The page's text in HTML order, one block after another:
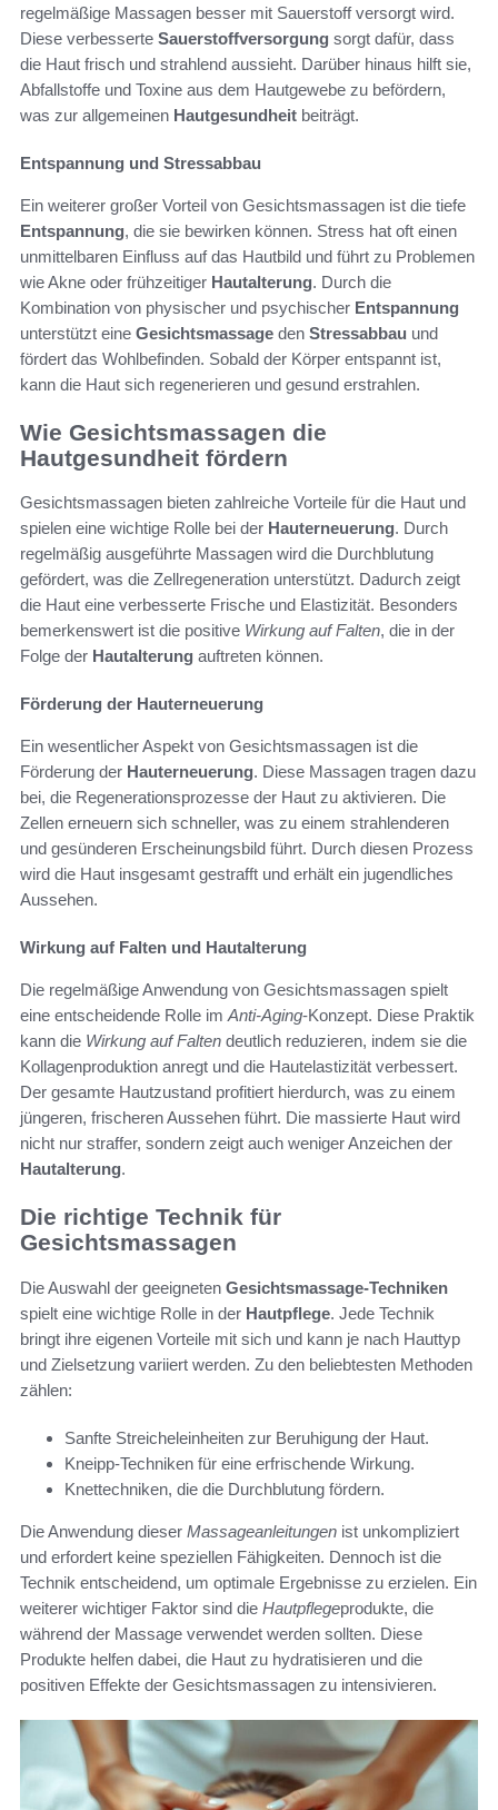
regelmäßige Massagen besser mit Sauerstoff versorgt wird.
Diese verbesserte Sauerstoffversorgung sorgt dafür, dass
die Haut frisch und strahlend aussieht. Darüber hinaus hilft sie,
Abfallstoffe und Toxine aus dem Hautgewebe zu befördern,
was zur allgemeinen Hautgesundheit beiträgt.
Entspannung und Stressabbau
Ein weiterer großer Vorteil von Gesichtsmassagen ist die tiefe
Entspannung, die sie bewirken können. Stress hat oft einen
unmittelbaren Einfluss auf das Hautbild und führt zu Problemen
wie Akne oder frühzeitiger Hautalterung. Durch die
Kombination von physischer und psychischer Entspannung
unterstützt eine Gesichtsmassage den Stressabbau und
fördert das Wohlbefinden. Sobald der Körper entspannt ist,
kann die Haut sich regenerieren und gesund erstrahlen.
Wie Gesichtsmassagen die
Hautgesundheit fördern
Gesichtsmassagen bieten zahlreiche Vorteile für die Haut und
spielen eine wichtige Rolle bei der Hauterneuerung. Durch
regelmäßig ausgeführte Massagen wird die Durchblutung
gefördert, was die Zellregeneration unterstützt. Dadurch zeigt
die Haut eine verbesserte Frische und Elastizität. Besonders
bemerkenswert ist die positive Wirkung auf Falten, die in der
Folge der Hautalterung auftreten können.
Förderung der Hauterneuerung
Ein wesentlicher Aspekt von Gesichtsmassagen ist die
Förderung der Hauterneuerung. Diese Massagen tragen dazu
bei, die Regenerationsprozesse der Haut zu aktivieren. Die
Zellen erneuern sich schneller, was zu einem strahlenderen
und gesünderen Erscheinungsbild führt. Durch diesen Prozess
wird die Haut insgesamt gestrafft und erhält ein jugendliches
Aussehen.
Wirkung auf Falten und Hautalterung
Die regelmäßige Anwendung von Gesichtsmassagen spielt
eine entscheidende Rolle im Anti-Aging-Konzept. Diese Praktik
kann die Wirkung auf Falten deutlich reduzieren, indem sie die
Kollagenproduktion anregt und die Hautelastizität verbessert.
Der gesamte Hautzustand profitiert hierdurch, was zu einem
jüngeren, frischeren Aussehen führt. Die massierte Haut wird
nicht nur straffer, sondern zeigt auch weniger Anzeichen der
Hautalterung.
Die richtige Technik für
Gesichtsmassagen
Die Auswahl der geeigneten Gesichtsmassage-Techniken
spielt eine wichtige Rolle in der Hautpflege. Jede Technik
bringt ihre eigenen Vorteile mit sich und kann je nach Hauttyp
und Zielsetzung variiert werden. Zu den beliebtesten Methoden
zählen:
Sanfte Streicheleinheiten zur Beruhigung der Haut.
Kneipp-Techniken für eine erfrischende Wirkung.
Knettechniken, die die Durchblutung fördern.
Die Anwendung dieser Massageanleitungen ist unkompliziert
und erfordert keine speziellen Fähigkeiten. Dennoch ist die
Technik entscheidend, um optimale Ergebnisse zu erzielen. Ein
weiterer wichtiger Faktor sind die Hautpflegeprodukte, die
während der Massage verwendet werden sollten. Diese
Produkte helfen dabei, die Haut zu hydratisieren und die
positiven Effekte der Gesichtsmassagen zu intensivieren.